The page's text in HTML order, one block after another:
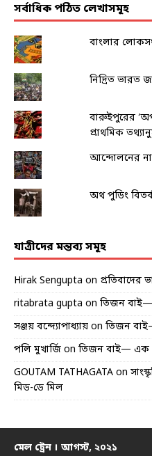
সর্বাধিক পঠিত লেখাসমূহ
বাংলার
নিদ্রিত ভারত
বারুইপুরের
প্রাথমিক
আন্দোলনের
অথ পুডিং
যাত্রীদের মন্তব্য সমূহ
Hirak Sengupta on প্রতিবাদের
ritabrata gupta on তিজন বাই—
সঞ্জয় বন্দ্যোপাধ্যায় on তিজন
পলি মুখার্জি on তিজন বাই— এক
GOUTAM TATHAGATA on
মিড-ডে মিল
মেল ট্রেন । আগস্ট, ২০২১